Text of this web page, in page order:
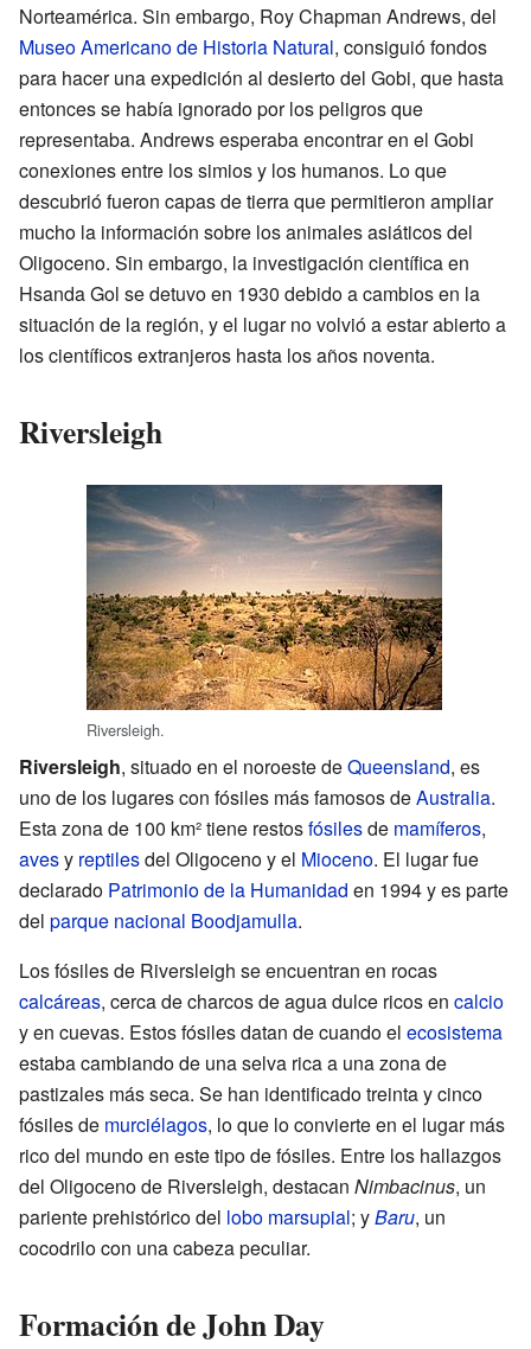
Norteamérica. Sin embargo, Roy Chapman Andrews, del
Museo Americano de Historia Natural, consiguió fondos
para hacer una expedición al desierto del Gobi, que hasta
entonces se había ignorado por los peligros que
representaba. Andrews esperaba encontrar en el Gobi
conexiones entre los simios y los humanos. Lo que
descubrió fueron capas de tierra que permitieron ampliar
mucho la información sobre los animales asiáticos del
Oligoceno. Sin embargo, la investigación científica en
Hsanda Gol se detuvo en 1930 debido a cambios en la
situación de la región, y el lugar no volvió a estar abierto a
los científicos extranjeros hasta los años noventa.
Riversleigh
Riversleigh.
Riversleigh, situado en el noroeste deQueensland, es
uno de los lugares con fósiles más famosos deAustralia.
Esta zona de 100 km² tiene restosfósilesde mamíferos,
avesy reptilesdel Oligoceno y el Mioceno. El lugar fue
declarado Patrimonio de la Humanidad en 1994 y es parte
del parque nacional Boodjamulla.
Los fósiles de Riversleigh se encuentran en rocas
calcáreas, cerca de charcos de agua dulce ricos en calcio
y en cuevas. Estos fósiles datan de cuando el ecosistema
estaba cambiando de una selva rica a una zona de
pastizales más seca. Se han identificado treinta y cinco
fósiles de murciélagos, lo que lo convierte en el lugar más
rico del mundo en este tipo de fósiles. Entre los hallazgos
del Oligoceno de Riversleigh, destacan Nimbacinus, un
pariente prehistórico del lobo marsupial; yBaru, un
cocodrilo con una cabeza peculiar.
Formación de John Day